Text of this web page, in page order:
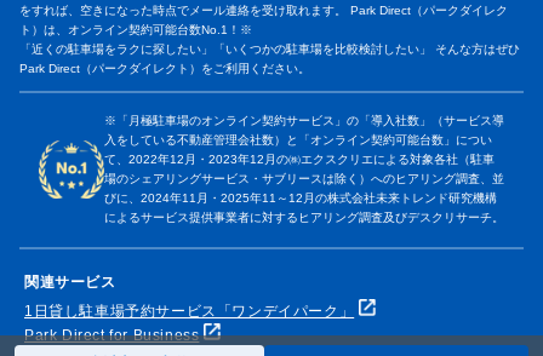
をすれば、空きになった時点でメール連絡を受け取れます。 Park Direct（パークダイレク
ト）は、オンライン契約可能台数No.1！※
「近くの駐車場をラクに探したい」「いくつかの駐車場を比較検討したい」 そんな方はぜひ
Park Direct（パークダイレクト）をご利用ください。
※「月極駐車場のオンライン契約サービス」の「導入社数」（サービス導
入をしている不動産管理会社数）と「オンライン契約可能台数」につい
て、2022年12月・2023年12月の㈱エクスクリエによる対象各社（駐車
場のシェアリングサービス・サブリースは除く）へのヒアリング調査、並
びに、2024年11月・2025年11～12月の株式会社未来トレンド研究機構
によるサービス提供事業者に対するヒアリング調査及びデスクリサーチ。
関連サービス
1日貸し駐車場予約サービス「ワンデイパーク」
Park Direct for Business